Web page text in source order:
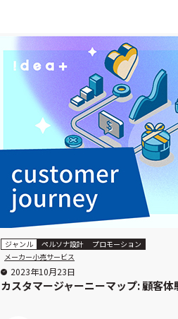
ジャンル ペルソナ設計
プロモーション
メーカー小売サービス
2023年10月23日
カスタマージャーニーマップ: 顧客体